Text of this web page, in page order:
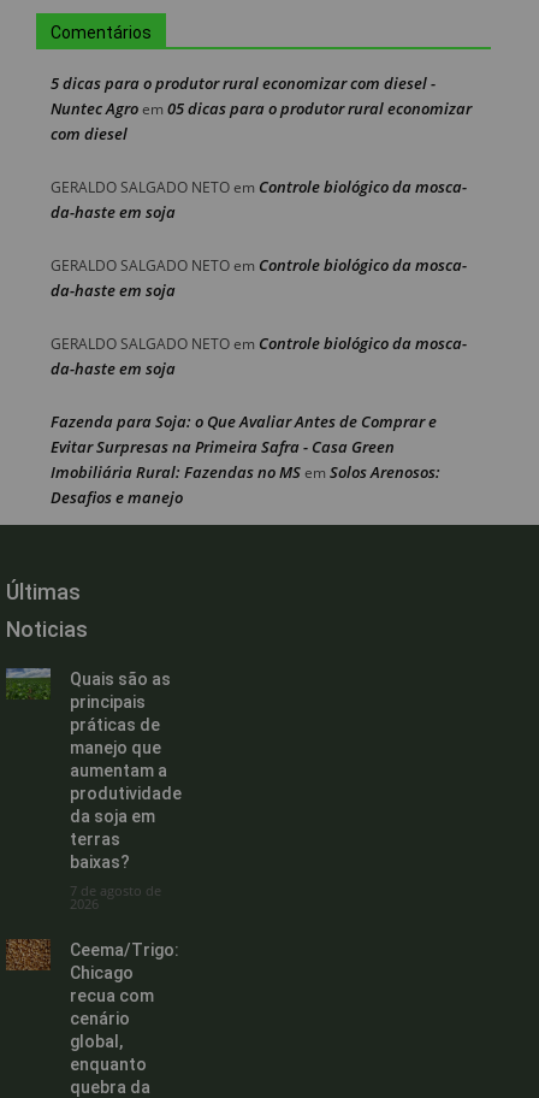
Comentários
5 dicas para o produtor rural economizar com diesel -
Nuntec Agroem 05 dicas para o produtor rural economizar
com diesel
GERALDO SALGADO NETOem Controle biológico da mosca-
da-haste em soja
GERALDO SALGADO NETOem Controle biológico da mosca-
da-haste em soja
GERALDO SALGADO NETOem Controle biológico da mosca-
da-haste em soja
Fazenda para Soja: o Que Avaliar Antes de Comprar e
Evitar Surpresas na Primeira Safra - Casa Green
Imobiliária Rural: Fazendas no MSem Solos Arenosos:
Desafios e manejo
Últimas
Noticias
Quais são as
principais
práticas de
manejo que
aumentam a
produtividade
da soja em
terras
baixas?
7 de agosto de
2026
Ceema/Trigo:
Chicago
recua com
cenário
global,
enquanto
quebra da